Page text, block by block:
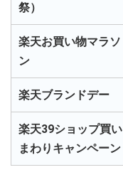
祭）
楽天お買い物マラソ
ン
楽天ブランドデー
楽天39ショップ買い
まわりキャンペーン